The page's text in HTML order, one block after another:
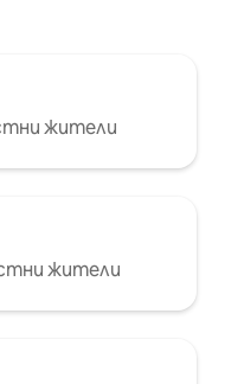
жители
жители